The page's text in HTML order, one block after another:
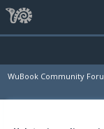
WuBook Community